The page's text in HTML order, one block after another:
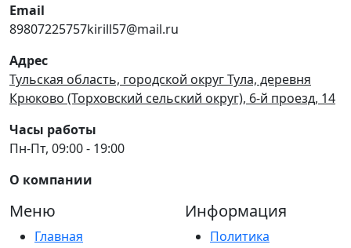
Email
89807225757kirill57@mail.ru
Адрес
Тульская область, городской округ Тула, деревня
Крюково (Торховский сельский округ), 6-й проезд, 14
Часы работы
Пн-Пт, 09:00 - 19:00
О компании
Меню
Главная
Информация
Политика